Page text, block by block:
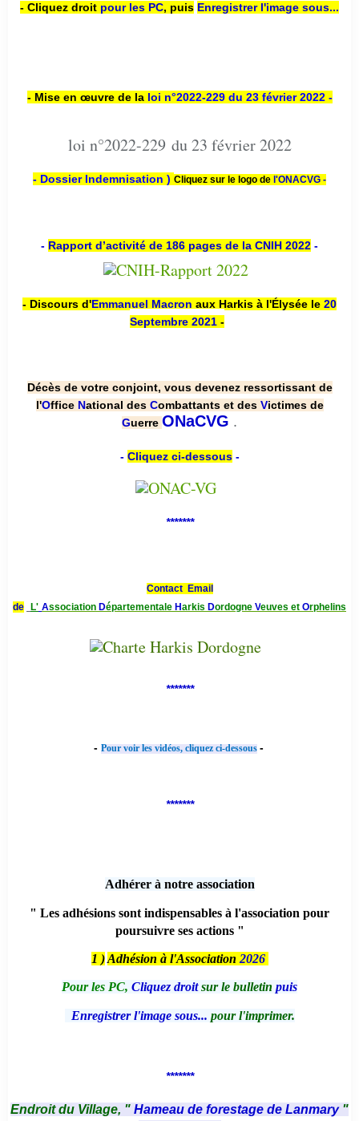
- Cliquez droit pour les PC, puis Enregistrer l'image sous...
- Mise en œuvre de la loi n°2022-229 du 23 février 2022 -
loi n°2022-229 du 23 février 2022
- Dossier Indemnisation ) Cliquez sur le logo de l'ONACVG -
- Rapport d’activité de 186 pages de la CNIH 2022 -
- Discours d'Emmanuel Macron aux Harkis à l'Élysée le 20
Septembre 2021 -
Décès de votre conjoint, vous devenez ressortissant de
l'Office National des Combattants et des Victimes de
Guerre ONaCVG .
- Cliquez ci-dessous-
*******
Contact Email
de
L' Association Départementale Harkis Dordogne Veuves et Orphelins
*******
- Pour voir les vidéos, cliquez ci-dessous -
*******
Adhérer à notre association
" Les adhésions sont indispensables à l'association pour
poursuivre ses actions "
1 ) Adhésion à l'Association 2026
Pour les PC, Cliquez droitsur le bulletin puis
Enregistrer l'image sous... pour l'imprimer.
*******
Endroit du Village, " Hameau de forestage de Lanmary "